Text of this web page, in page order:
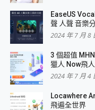
EaseUS
聲 人聲 音樂
2024 年 7 月 8
3 個超值
獵人 Now飛
2024 年 7 月 4
Locawhere
飛遍全世界